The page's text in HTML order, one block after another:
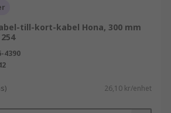
till-kort-kabel Hona, 300 mm
4390
26,10 kr/enhet